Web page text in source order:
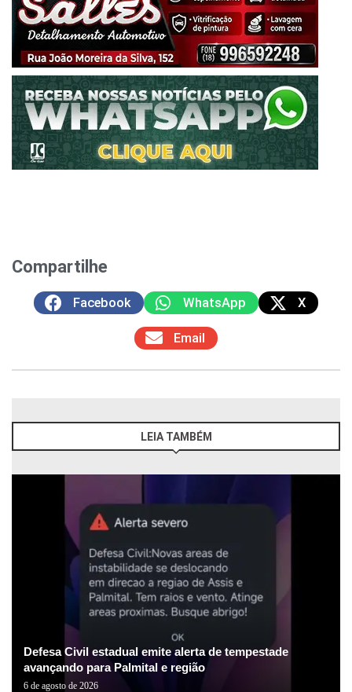
Compartilhe
Facebook WhatsApp X
Email
LEIA TAMBÉM
Defesa Civil estadual emite alerta de tempestade
avançando para Palmital e região
6 de agosto de 2026